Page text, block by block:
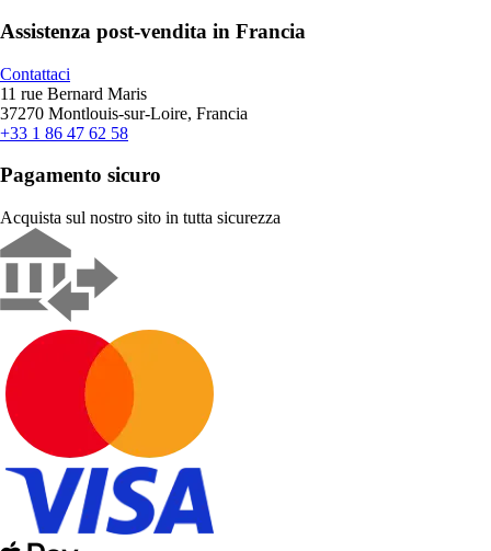
Assistenza post-vendita in Francia
Contattaci
11 rue Bernard Maris
37270 Montlouis-sur-Loire, Francia
+33 1 86 47 62 58
Pagamento sicuro
Acquista sul nostro sito in tutta sicurezza